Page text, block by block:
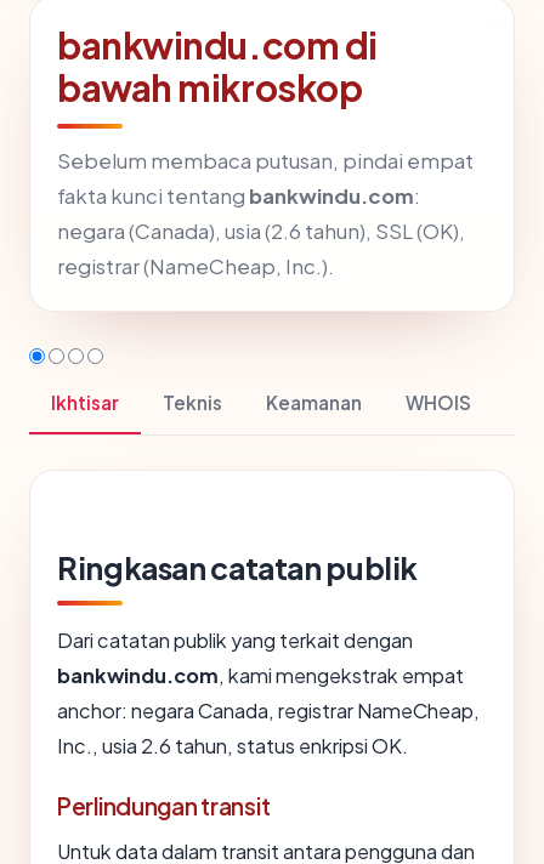
bankwindu.com di
bawah mikroskop
Sebelum membaca putusan, pindai empat
fakta kunci tentang bankwindu.com:
negara (Canada), usia (2.6 tahun), SSL (OK),
registrar (NameCheap, Inc.).
Ikhtisar Teknis Keamanan WHOIS
Ringkasan catatan publik
Dari catatan publik yang terkait dengan
bankwindu.com, kami mengekstrak empat
anchor: negara Canada, registrar NameCheap,
Inc., usia 2.6 tahun, status enkripsi OK.
Perlindungan transit
Untuk data dalam transit antara pengguna dan